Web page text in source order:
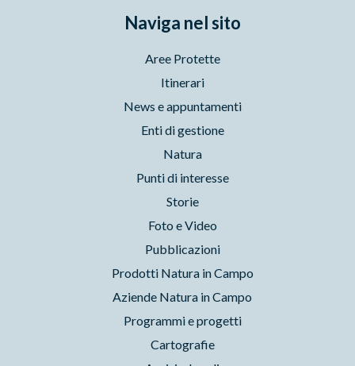
Naviga nel sito
Aree Protette
Itinerari
News e appuntamenti
Enti di gestione
Natura
Punti di interesse
Storie
Foto e Video
Pubblicazioni
Prodotti Natura in Campo
Aziende Natura in Campo
Programmi e progetti
Cartografie